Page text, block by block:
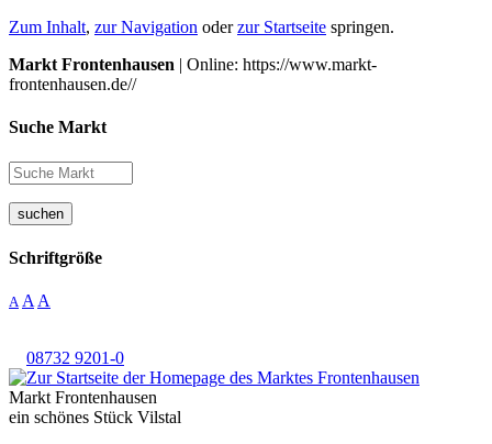
Zum Inhalt, zur Navigation oderzur Startseite springen.
Markt Frontenhausen | Online: https://www.markt-
frontenhausen.de//
Suche Markt
suchen
Schriftgröße
A A A
08732 9201-0
Markt Frontenhausen
ein schönes Stück Vilstal